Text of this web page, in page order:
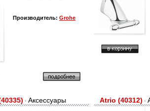
Производитель: Grohe
· Аксессуары Atrio (40312) ·